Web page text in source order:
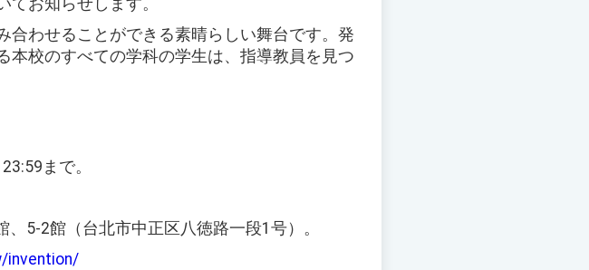
お知らせします。
合わせることができる素晴らしい舞台です。発
本校のすべての学科の学生は、指導教員を見つ
まで。
5-2館（台北市中正区八徳路一段1号）。
invention/